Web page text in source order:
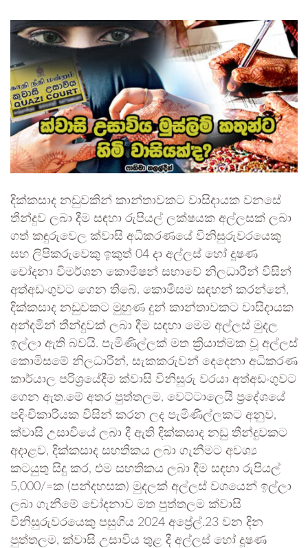
දික්කසාද නඩුවකින් කාන්තාවකට වාසිදායක වනසේ
තීන්දුව ලබා දීම සඳහා රුපියල් ලක්ෂයක අල්ලසක් ලබා
ගත් කඳුරුවෙල ක්වාසි අධිකරණයේ විනිසුරුවරයෙකු
සහ ලිපිකරුවෙකු ඉකුත් 04 දා අල්ලස් හෝ දූෂණ
චෝදනා විමර්ශන කොමිෂන් සභාවේ නිලධාරීන් විසින්
අත්අඩංගුවට ගෙන තිබේ. කොමිසම සඳහන් කරන්නේ,
දික්කසාද නඩුවකට මුහුණ දුන් කාන්තාවකට වාසිදායක
අන්දමින් තීන්දුවක් ලබා දීම සඳහා මෙම අල්ලස් මුදල
ඉල්ලා ඇති බවයි. පැමිණිල්ලක් මත ක්‍රියාත්මක වූ අල්ලස්
කොමිසමේ නිලධාරීන්, සැකකරුවන් දෙදෙනා අධිකරණ
කාර්යාල පරිශ්‍රයේදීම ක්වාසි විනිසුරු වරයා අත්අඩංගුවට
ගෙන ඇත.මේ අතර පුත්තලම, වෙට්ටාලෙයි ප්‍රදේශයේ
පදිංචිකාරියක විසින් කරන ලද පැමිණිල්ලකට අනුව,
ක්වාසි උසාවියේ ලබා දී ඇති දික්කසාද නඩු තීන්දුවකට
අදාළව, දික්කසාද සහතිකය ලබා ගැනීමට අවශ්‍ය
කටයුතු සිදු කර, එම සහතිකය ලබා දීම සඳහා රුපියල්
5,000/=ක (පන්දහසක) මුදලක් අල්ලස් වශයෙන් ඉල්ලා
ලබා ගැනීමේ චෝදනාව මත පුත්තලම ක්වාසි
විනිසුරුවරයෙකු පසුගිය 2024 අප්‍රේල්.23 වන දින
පුත්තලම, ක්වාසි උසාවිය තුළ දී අල්ලස් හෝ දූෂණ